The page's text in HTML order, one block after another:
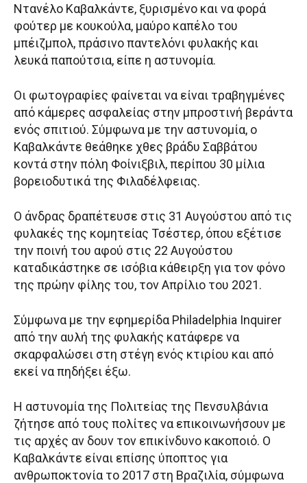
Ντανέλο Καβαλκάντε, ξυρισμένο και να φορά
φούτερ με κουκούλα, μαύρο καπέλο του
μπέιζμπολ, πράσινο παντελόνι φυλακής και
λευκά παπούτσια, είπε η αστυνομία.
Οι φωτογραφίες φαίνεται να είναι τραβηγμένες
από κάμερες ασφαλείας στην μπροστινή βεράντα
ενός σπιτιού. Σύμφωνα με την αστυνομία, ο
Καβαλκάντε θεάθηκε χθες βράδυ Σαββάτου
κοντά στην πόλη Φοίνιξβιλ, περίπου 30 μίλια
βορειοδυτικά της Φιλαδέλφειας.
Ο άνδρας δραπέτευσε στις 31 Αυγούστου από τις
φυλακές της κομητείας Τσέστερ, όπου εξέτισε
την ποινή του αφού στις 22 Αυγούστου
καταδικάστηκε σε ισόβια κάθειρξη για τον φόνο
της πρώην φίλης του, τον Απρίλιο του 2021.
Σύμφωνα με την εφημερίδα Philadelphia Inquirer
από την αυλή της φυλακής κατάφερε να
σκαρφαλώσει στη στέγη ενός κτιρίου και από
εκεί να πηδήξει έξω.
Η αστυνομία της Πολιτείας της Πενσυλβάνια
ζήτησε από τους πολίτες να επικοινωνήσουν με
τις αρχές αν δουν τον επικίνδυνο κακοποιό. Ο
Καβαλκάντε είναι επίσης ύποπτος για
ανθρωποκτονία το 2017 στη Βραζιλία, σύμφωνα